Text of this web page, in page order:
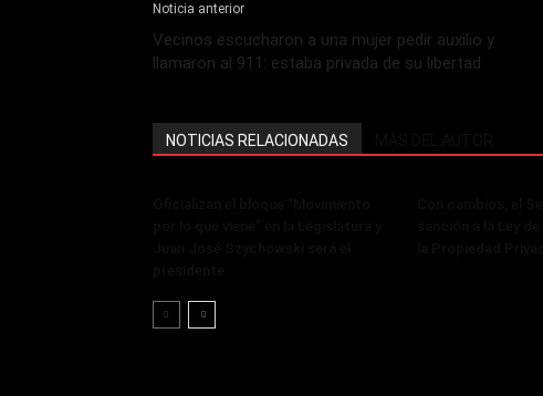
Noticia anterior
Vecinos escucharon a una mujer pedir auxilio y
llamaron al 911: estaba privada de su libertad
NOTICIAS RELACIONADAS